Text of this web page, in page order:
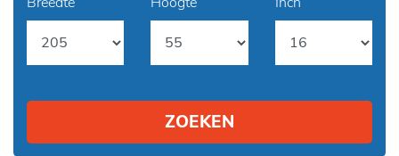
ZOEKEN